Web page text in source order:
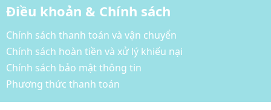
Điều khoản & Chính sách
Chính sách thanh toán và vận chuyển
Chính sách hoàn tiền và xử lý khiếu nại
Chính sách bảo mật thông tin
Phương thức thanh toán